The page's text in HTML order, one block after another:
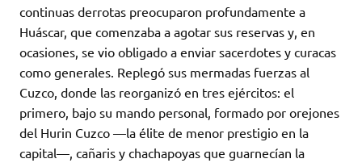
continuas derrotas preocuparon profundamente a
Huáscar, que comenzaba a agotar sus reservas y, en
ocasiones, se vio obligado a enviar sacerdotes y curacas
como generales. Replegó sus mermadas fuerzas al
Cuzco, donde las reorganizó en tres ejércitos: el
primero, bajo su mando personal, formado por orejones
del Hurin Cuzco —la élite de menor prestigio en la
capital—, cañaris y chachapoyas que guarnecían la